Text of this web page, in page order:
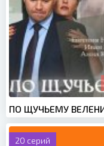
20 серий